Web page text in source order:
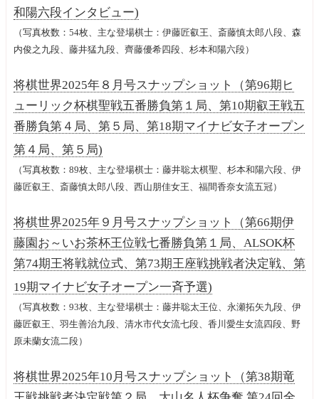
和陽六段インタビュー)
（写真枚数：54枚、主な登場棋士：伊藤匠叡王、斎藤慎太郎八段、森
内俊之九段、藤井猛九段、齊藤優希四段、杉本和陽六段）
将棋世界2025年８月号スナップショット（第96期ヒ
ューリック杯棋聖戦五番勝負第１局、第10期叡王戦五
番勝負第４局、第５局、第18期マイナビ女子オープン
第４局、第５局)
（写真枚数：89枚、主な登場棋士：藤井聡太棋聖、杉本和陽六段、伊
藤匠叡王、斎藤慎太郎八段、西山朋佳女王、福間香奈女流五冠）
将棋世界2025年９月号スナップショット（第66期伊
藤園お～いお茶杯王位戦七番勝負第１局、ALSOK杯
第74期王将戦就位式、第73期王座戦挑戦者決定戦、第
19期マイナビ女子オープン一斉予選)
（写真枚数：93枚、主な登場棋士：藤井聡太王位、永瀬拓矢九段、伊
藤匠叡王、羽生善治九段、清水市代女流七段、香川愛生女流四段、野
原未蘭女流二段）
将棋世界2025年10月号スナップショット（第38期竜